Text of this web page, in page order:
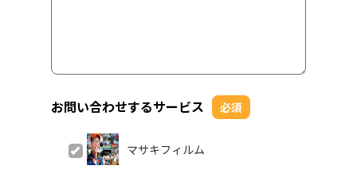
お問い合わせするサービス 必須
マサキフィルム